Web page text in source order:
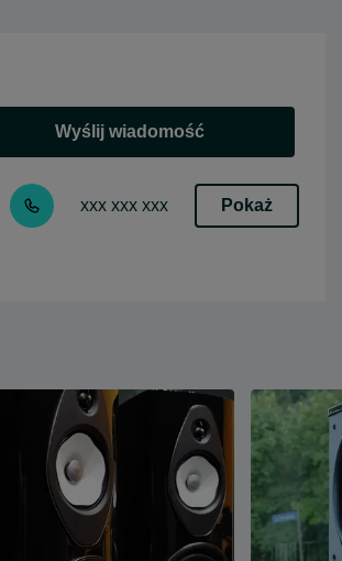
Wyślij wiadomość
xxx xxx xxx Pokaż